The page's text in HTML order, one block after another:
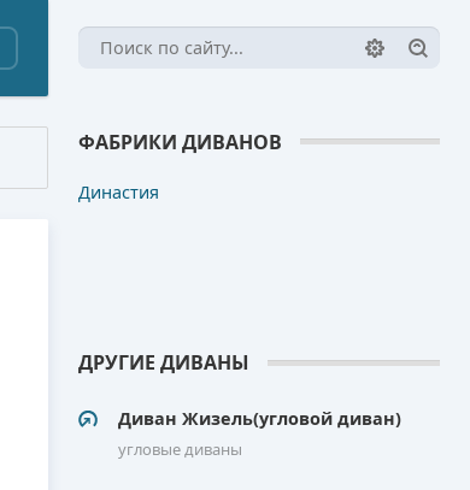
ФАБРИКИ ДИВАНОВ
Династия
ДРУГИЕ ДИВАНЫ
Диван Жизель(угловой диван)
угловые диваны